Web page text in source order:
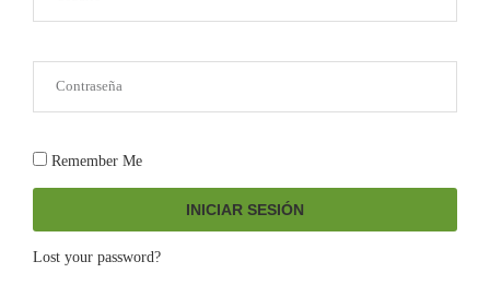
Remember Me
INICIAR SESIÓN
Lost your password?